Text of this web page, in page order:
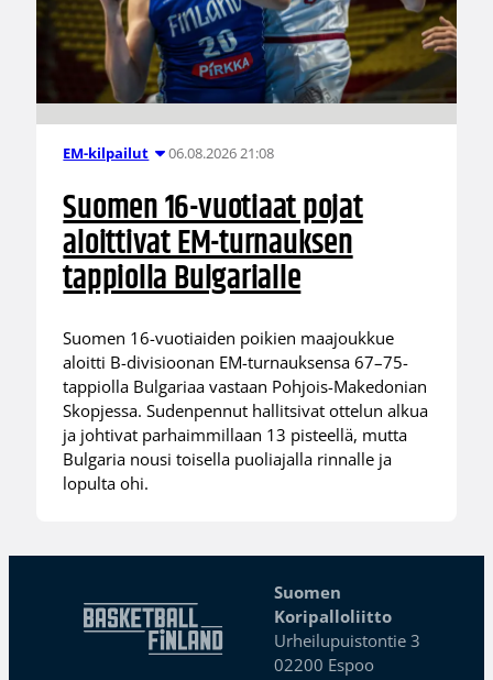
EM-kilpailut 06.08.2026 21:08
Suomen 16-vuotiaat pojat
aloittivat EM-turnauksen
tappiolla Bulgarialle
Suomen 16-vuotiaiden poikien maajoukkue
aloitti B-divisioonan EM-turnauksensa 67–75-
tappiolla Bulgariaa vastaan Pohjois-Makedonian
Skopjessa. Sudenpennut hallitsivat ottelun alkua
ja johtivat parhaimmillaan 13 pisteellä, mutta
Bulgaria nousi toisella puoliajalla rinnalle ja
lopulta ohi.
Suomen
Koripalloliitto
Urheilupuistontie 3
02200 Espoo